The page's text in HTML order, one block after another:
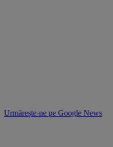
Urmărește-ne pe Google News